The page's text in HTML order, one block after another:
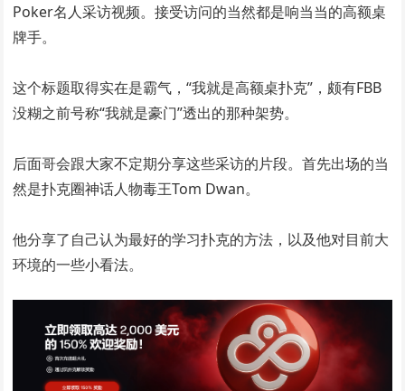
Poker名人采访视频。接受访问的当然都是响当当的高额桌
牌手。
这个标题取得实在是霸气，“我就是高额桌扑克”，颇有FBB
没糊之前号称“我就是豪门”透出的那种架势。
后面哥会跟大家不定期分享这些采访的片段。首先出场的当
然是扑克圈神话人物毒王Tom Dwan。
他分享了自己认为最好的学习扑克的方法，以及他对目前大
环境的一些小看法。